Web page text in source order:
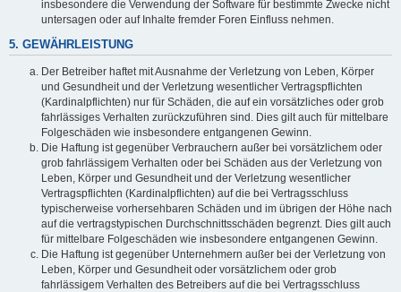
insbesondere die Verwendung der Software für bestimmte Zwecke nicht
untersagen oder auf Inhalte fremder Foren Einfluss nehmen.
5. GEWÄHRLEISTUNG
Der Betreiber haftet mit Ausnahme der Verletzung von Leben, Körper
und Gesundheit und der Verletzung wesentlicher Vertragspflichten
(Kardinalpflichten) nur für Schäden, die auf ein vorsätzliches oder grob
fahrlässiges Verhalten zurückzuführen sind. Dies gilt auch für mittelbare
Folgeschäden wie insbesondere entgangenen Gewinn.
Die Haftung ist gegenüber Verbrauchern außer bei vorsätzlichem oder
grob fahrlässigem Verhalten oder bei Schäden aus der Verletzung von
Leben, Körper und Gesundheit und der Verletzung wesentlicher
Vertragspflichten (Kardinalpflichten) auf die bei Vertragsschluss
typischerweise vorhersehbaren Schäden und im übrigen der Höhe nach
auf die vertragstypischen Durchschnittsschäden begrenzt. Dies gilt auch
für mittelbare Folgeschäden wie insbesondere entgangenen Gewinn.
Die Haftung ist gegenüber Unternehmern außer bei der Verletzung von
Leben, Körper und Gesundheit oder vorsätzlichem oder grob
fahrlässigem Verhalten des Betreibers auf die bei Vertragsschluss